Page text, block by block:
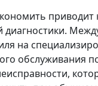
приводит
на
обслуживания